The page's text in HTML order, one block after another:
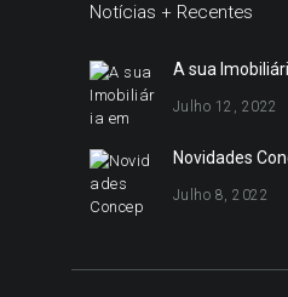
Notícias + Recentes
A sua
Julho 12, 2022
Novidades
Julho 8, 2022